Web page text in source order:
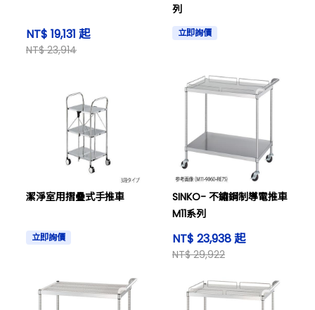
NT$ 19,131 起
NT$ 23,914
列
立即詢價
潔淨室用摺疊式手推車
立即詢價
SINKO- 不鏽鋼制導電推車
M11系列
NT$ 23,938 起
NT$ 29,922